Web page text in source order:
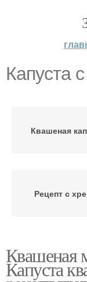
Капуста
Квашеная
Рецепт с
Капуста с
Квашеная
Капуста